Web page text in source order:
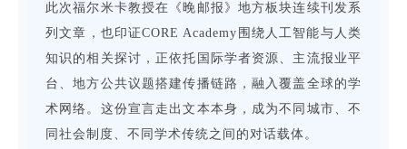
此次福尔米卡教授在《晚邮报》地方板块连续刊发系
列文章，也印证CORE Academy围绕人工智能与人类
知识的相关探讨，正依托国际学者资源、主流报业平
台、地方公共议题搭建传播链路，融入覆盖全球的学
术网络。这份宣言走出文本本身，成为不同城市、不
同社会制度、不同学术传统之间的对话载体。